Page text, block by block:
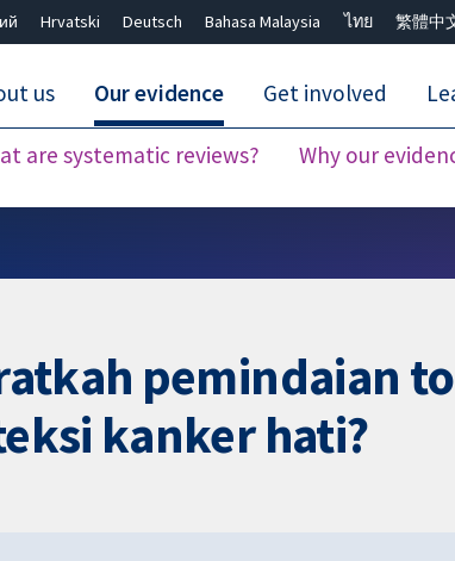
Hrvatski Deutsch Bahasa Malaysia ไทย 繁體中
us Our evidence
are systematic reviews? Why our
Get involved
pemindaian
kanker hati?